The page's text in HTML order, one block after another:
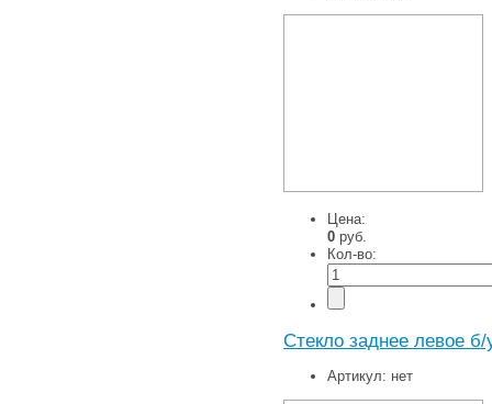
Цена:
0 руб.
Кол-во:
Стекло заднее левое б/
Артикул: нет